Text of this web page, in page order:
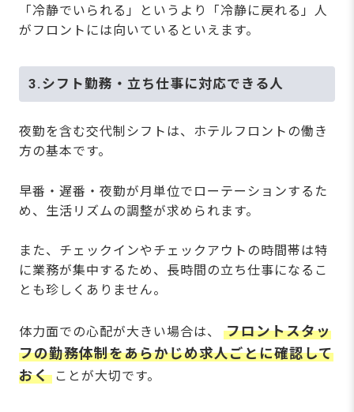
「冷静でいられる」というより「冷静に戻れる」人
がフロントには向いているといえます。
3.シフト勤務・立ち仕事に対応できる人
夜勤を含む交代制シフトは、ホテルフロントの働き
方の基本です。
早番・遅番・夜勤が月単位でローテーションするた
め、生活リズムの調整が求められます。
また、チェックインやチェックアウトの時間帯は特
に業務が集中するため、長時間の立ち仕事になるこ
とも珍しくありません。
体力面での心配が大きい場合は、
フロントスタッ
フの勤務体制をあらかじめ求人ごとに確認して
おく ことが大切です。